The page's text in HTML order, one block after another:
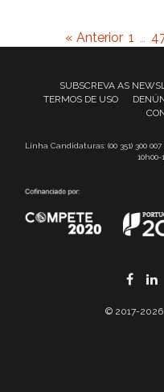
« Anterior 1 …
SUBSCREVA AS
TERMOS DE USO
Linha Candidaturas: (00 351) 300
10h00-
© 2017-